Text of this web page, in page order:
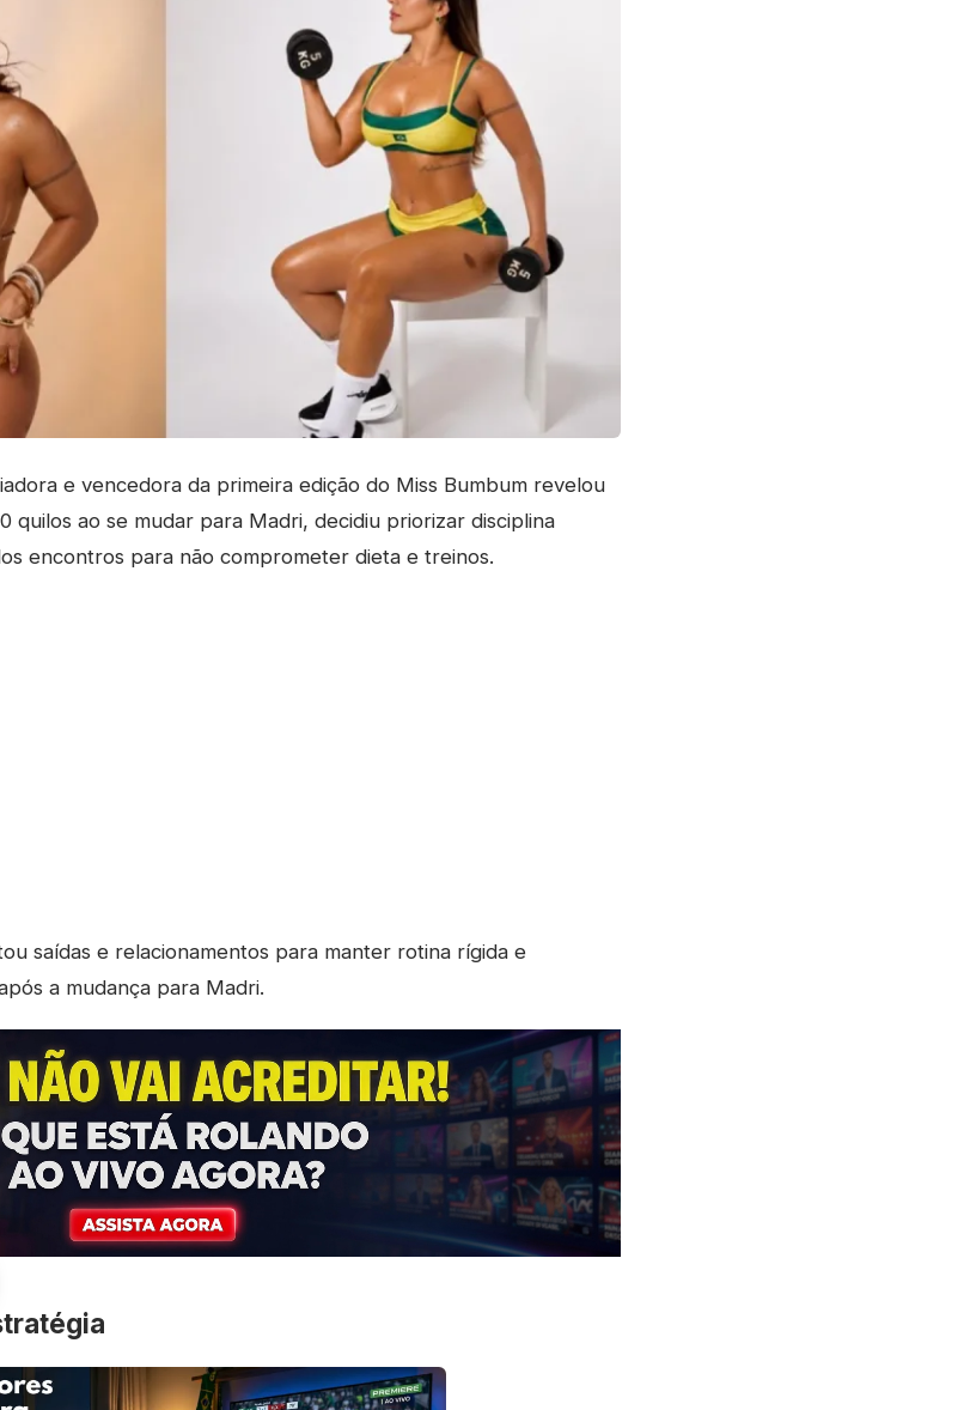
e vencedora da primeira edição do Miss Bumbum revelou
quilos ao se mudar para Madri, decidiu priorizar disciplina
encontros para não comprometer dieta e treinos.
saídas e relacionamentos para manter rotina rígida e
a mudança para Madri.